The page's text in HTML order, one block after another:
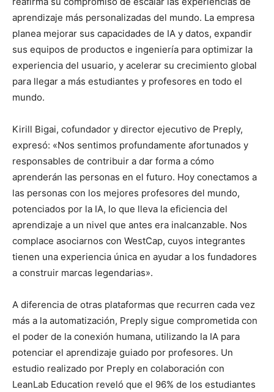
aprendizaje más personalizadas del mundo. La empresa
planea mejorar sus capacidades de IA y datos, expandir
sus equipos de productos e ingeniería para optimizar la
experiencia del usuario, y acelerar su crecimiento global
para llegar a más estudiantes y profesores en todo el
mundo.
Kirill Bigai, cofundador y director ejecutivo de Preply,
expresó: «Nos sentimos profundamente afortunados y
responsables de contribuir a dar forma a cómo
aprenderán las personas en el futuro. Hoy conectamos a
las personas con los mejores profesores del mundo,
potenciados por la IA, lo que lleva la eficiencia del
aprendizaje a un nivel que antes era inalcanzable. Nos
complace asociarnos con WestCap, cuyos integrantes
tienen una experiencia única en ayudar a los fundadores
a construir marcas legendarias».
A diferencia de otras plataformas que recurren cada vez
más a la automatización, Preply sigue comprometida con
el poder de la conexión humana, utilizando la IA para
potenciar el aprendizaje guiado por profesores. Un
estudio realizado por Preply en colaboración con
LeanLab Education reveló que el 96% de los estudiantes